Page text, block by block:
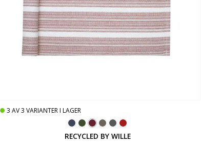
3 AV3 VARIANTER I LAGER
RECYCLED BY WILLE